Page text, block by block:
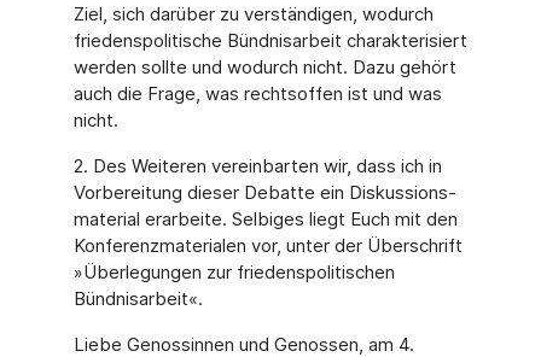
Ziel, sich darüber zu verständigen, wodurch
friedenspolitische Bündnisarbeit charakterisiert
werden sollte und wodurch nicht. Dazu gehört
auch die Frage, was rechtsoffen ist und was
nicht.
2. Des Weiteren vereinbarten wir, dass ich in
Vorbereitung dieser Debatte ein Diskussions­
material erarbeite. Selbiges liegt Euch mit den
Konferenzmaterialen vor, unter der Über­schrift
»Überlegungen zur friedenspolitischen
Bündnisarbeit«.
Liebe Genossinnen und Genossen, am 4.